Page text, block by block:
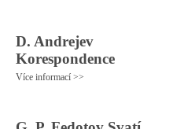
D. Andrejev
Korespondence
Více informací >>